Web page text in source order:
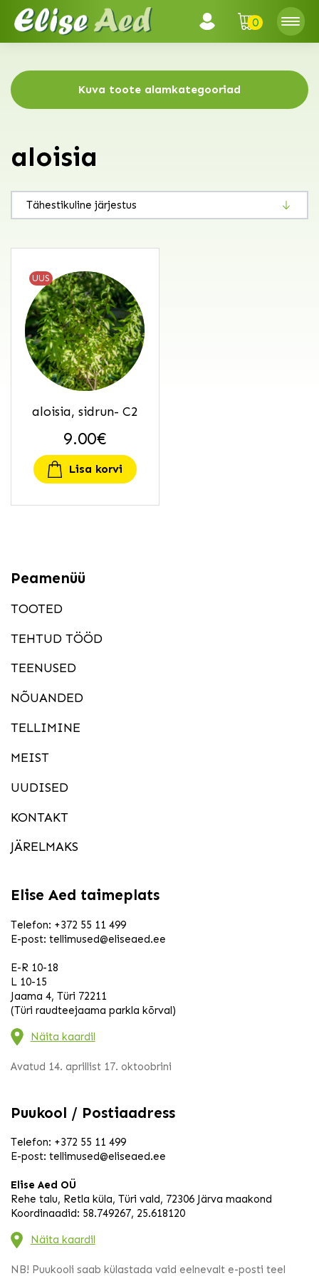
0
Kuva toote alamkategooriad
aloisia
UUS
aloisia, sidrun- C2
9.00€
Lisa korvi
Peamenüü
TOOTED
TEHTUD TÖÖD
TEENUSED
NÕUANDED
TELLIMINE
MEIST
UUDISED
KONTAKT
JÄRELMAKS
Elise Aed taimeplats
Telefon: +372 55 11 499
E-post: tellimused@eliseaed.ee
E-R 10-18
L 10-15
Jaama 4, Türi 72211
(Türi raudteejaama parkla kõrval)
Näita kaardil
Avatud 14. aprillist 17. oktoobrini
Puukool / Postiaadress
Telefon: +372 55 11 499
E-post: tellimused@eliseaed.ee
Elise Aed OÜ
Rehe talu, Retla küla, Türi vald, 72306 Järva maakond
Koordinaadid: 58.749267, 25.618120
Näita kaardil
NB! Puukooli saab külastada vaid eelnevalt e-posti teel